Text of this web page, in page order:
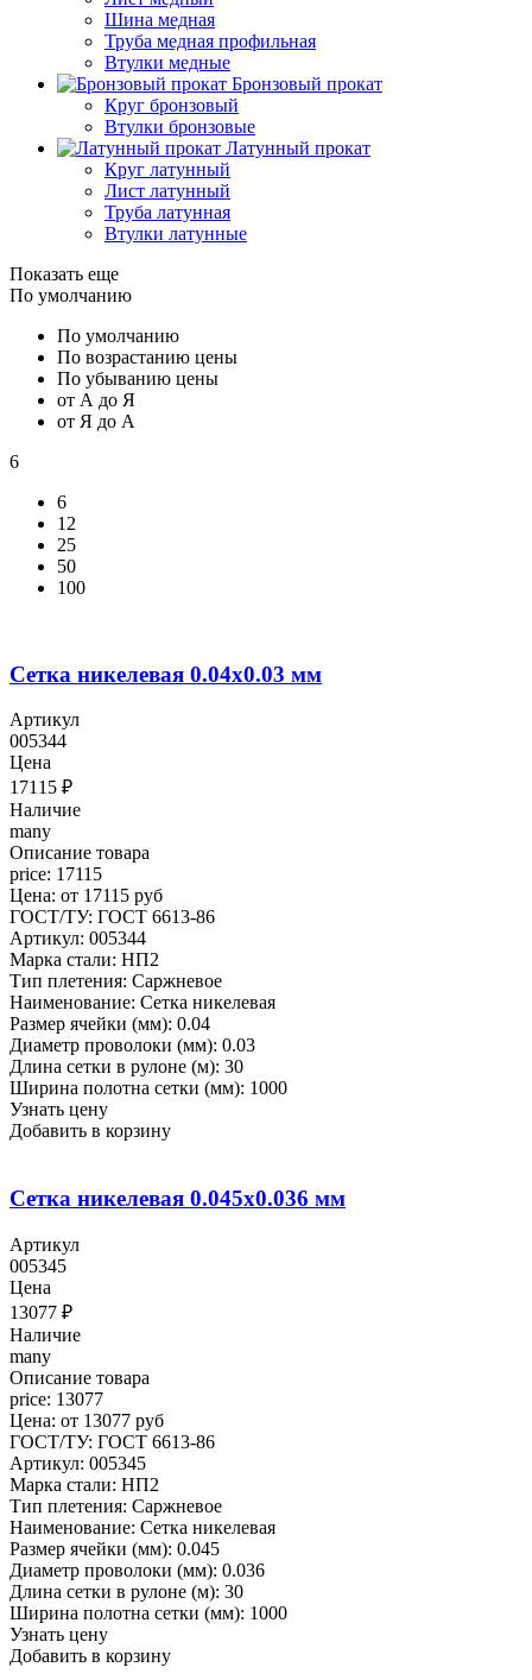
Шина медная
Труба медная профильная
Втулки медные
Бронзовый прокат
Круг бронзовый
Втулки бронзовые
Латунный прокат
Круг латунный
Лист латунный
Труба латунная
Втулки латунные
Показать еще
По умолчанию
По умолчанию
По возрастанию цены
По убыванию цены
от А до Я
от Я до А
6
6
12
25
50
100
Сетка никелевая 0.04x0.03 мм
Артикул
005344
Цена
17115 ₽
Наличие
many
Описание товара
price: 17115
Цена: от 17115 руб
ГОСТ/ТУ: ГОСТ 6613-86
Артикул: 005344
Марка стали: НП2
Тип плетения: Саржневое
Наименование: Сетка никелевая
Размер ячейки (мм): 0.04
Диаметр проволоки (мм): 0.03
Длина сетки в рулоне (м): 30
Ширина полотна сетки (мм): 1000
Узнать цену
Добавить в корзину
Сетка никелевая 0.045x0.036 мм
Артикул
005345
Цена
13077 ₽
Наличие
many
Описание товара
price: 13077
Цена: от 13077 руб
ГОСТ/ТУ: ГОСТ 6613-86
Артикул: 005345
Марка стали: НП2
Тип плетения: Саржневое
Наименование: Сетка никелевая
Размер ячейки (мм): 0.045
Диаметр проволоки (мм): 0.036
Длина сетки в рулоне (м): 30
Ширина полотна сетки (мм): 1000
Узнать цену
Добавить в корзину